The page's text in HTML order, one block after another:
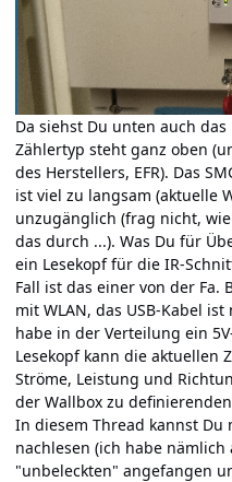
Da siehst Du unten auch das
Zählertyp steht ganz oben
des Herstellers, EFR). Das
ist viel zu langsam (aktuelle
unzugänglich (frag nicht,
das durch ...). Was Du für
ein Lesekopf für die IR-
Fall ist das einer von der Fa.
mit WLAN, das USB-Kabel
habe in der Verteilung ein
Lesekopf kann die aktuellen
Ströme, Leistung und
der Wallbox zu
In diesem Thread kannst
nachlesen (ich habe
"unbeleckten" angefangen